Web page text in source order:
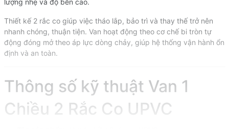
Thiết kế 2 rắc co giúp việc tháo lắp, bảo trì và thay thế trở nên
nhanh chóng, thuận tiện. Van hoạt động theo cơ chế bi tròn tự
động đóng mở theo áp lực dòng chảy, giúp hệ thống vận hành ổn
định và an toàn.
Thông số kỹ thuật Van 1
Chiều 2 Rắc Co UPVC